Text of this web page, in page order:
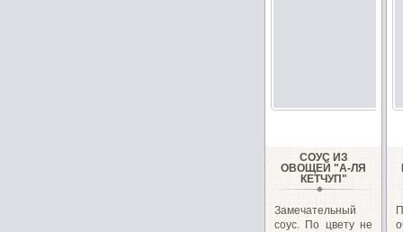
СОУС ИЗ
ОВОЩЕЙ "А-ЛЯ
КЕТЧУП"
Замечательный
соус. По цвету не